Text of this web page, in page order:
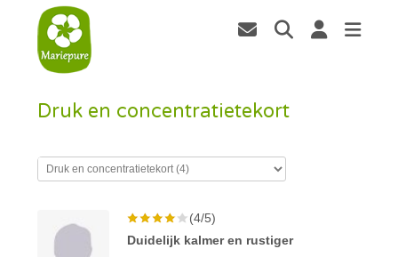
Druk en concentratietekort
(4/5)
Duidelijk kalmer en rustiger